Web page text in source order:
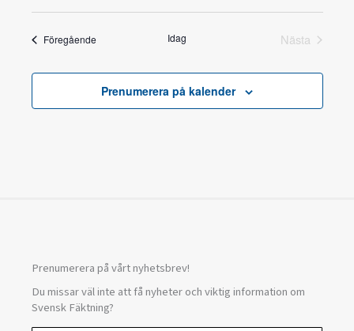
Föregående Idag Nästa
Prenumerera på kalender
Prenumerera på vårt nyhetsbrev!
Du missar väl inte att få nyheter och viktig information om
Svensk Fäktning?